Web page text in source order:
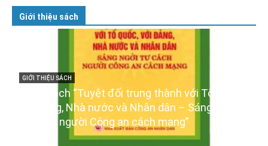
Giới thiệu sách
GIỚI THIỆU SÁCH
Ra mắt ba cuốn sách ảnh chào mừng Đại hội
XIV của Đảng